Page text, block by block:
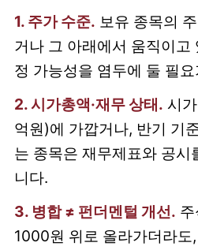
1. 주가 수준. 보유 종목의
거나 그 아래에서 움직이고
정 가능성을 염두에 둘 필
2. 시가총액·재무 상태. 시
억원)에 가깝거나, 반기 기
는 종목은 재무제표와 공시
니다.
3. 병합 ≠ 펀더멘털 개선.
1000원 위로 올라가더라도